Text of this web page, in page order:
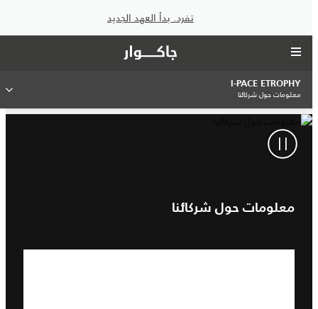
تفرد. بدأ العهد الجديد
I‑PACE ETROPHY
معلومات حول شركائنا
معلومات حول شركائنا